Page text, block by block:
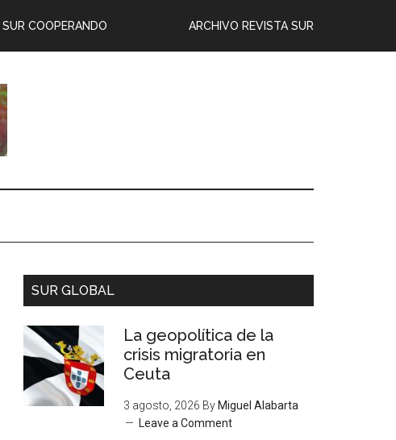
ARCHIVO REVISTA SUR
SUR COOPERANDO
SUR GLOBAL
La geopolítica de la
crisis migratoria en
Ceuta
3 agosto, 2026 By Miguel Alabarta
Leave a Comment